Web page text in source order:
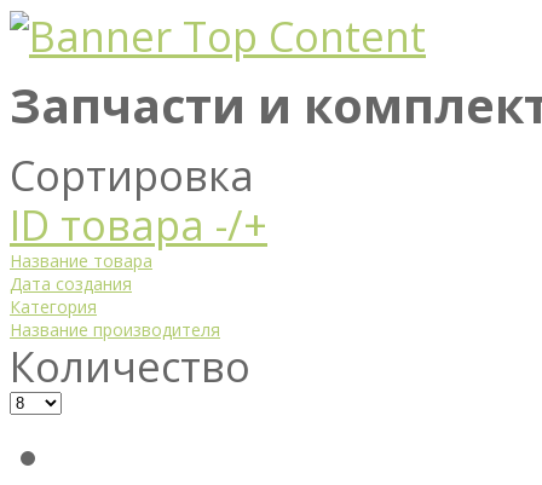
Запчасти и
Сортировка
ID товара -/+
Название товара
Дата создания
Категория
Название производителя
Количество